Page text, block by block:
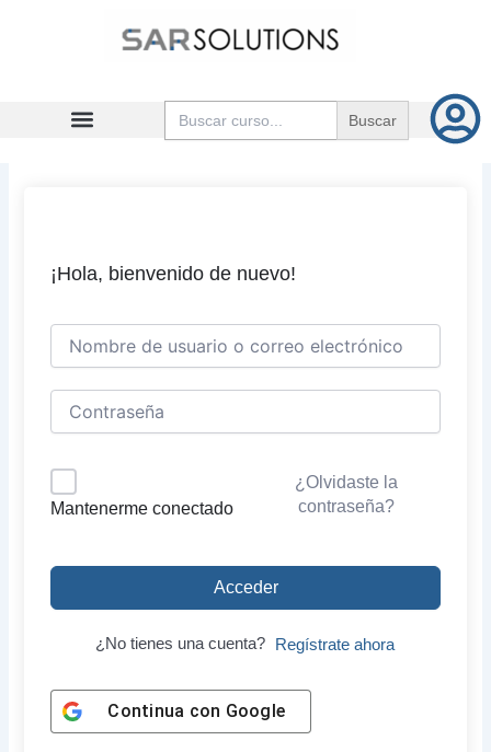
Buscar:
¡Hola, bienvenido de nuevo!
Mantenerme conectado
¿Olvidaste la
contraseña?
Acceder
¿No tienes una cuenta? Regístrate ahora
Continua con Google